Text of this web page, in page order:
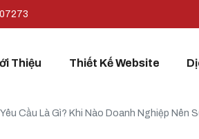
Thiệu Thiết Kế Website
Cầu Là Gì? Khi Nào Doanh Nghiệp Nên